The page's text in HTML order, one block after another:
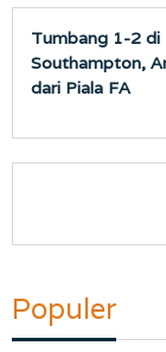
Tumbang 1-2 di
Southampton,
dari Piala FA
Populer